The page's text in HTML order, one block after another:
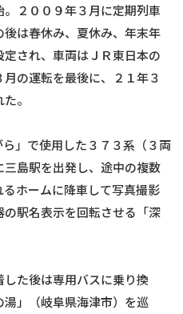
２００９年３月に定期列車
は春休み、夏休み、年末年
され、車両はＪＲ東日本の
の運転を最後に、２１年３
。
」で使用した３７３系（３両
島駅を出発し、途中の複数
ホームに降車して写真撮影
駅名表示を回転させる「深
た後は専用バスに乗り換
」（岐阜県海津市）を巡